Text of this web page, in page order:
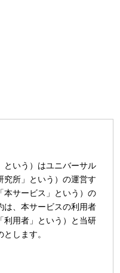
という）はユニバーサル
究所」という）の運営す
本サービス」という）の
は、本サービスの利用者
利用者」という）と当研
します。